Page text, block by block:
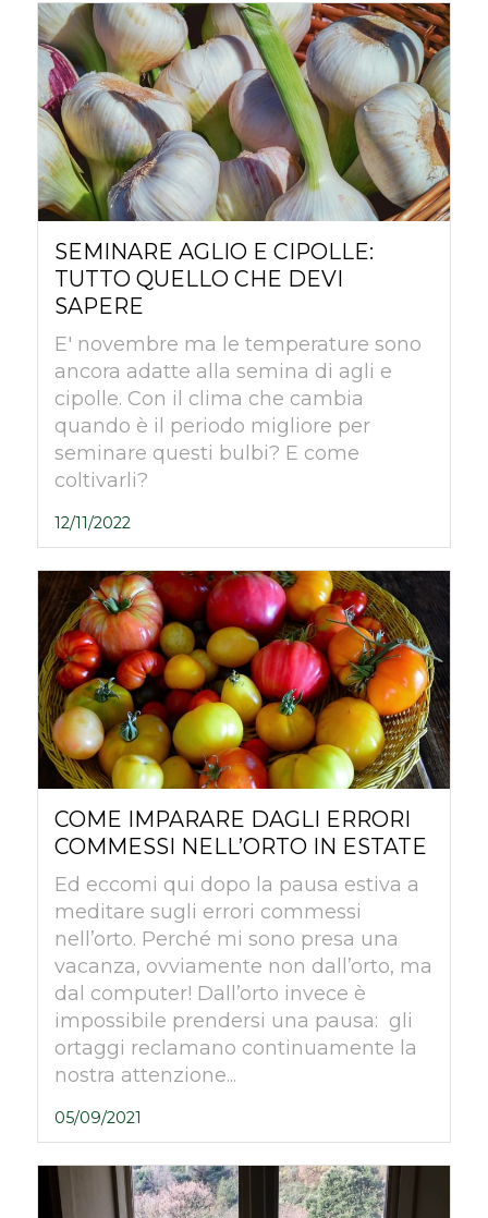
SEMINARE AGLIO E CIPOLLE:
TUTTO QUELLO CHE DEVI
SAPERE
E' novembre ma le temperature sono
ancora adatte alla semina di agli e
cipolle. Con il clima che cambia
quando è il periodo migliore per
seminare questi bulbi? E come
coltivarli?
12/11/2022
COME IMPARARE DAGLI ERRORI
COMMESSI NELL’ORTO IN ESTATE
Ed eccomi qui dopo la pausa estiva a
meditare sugli errori commessi
nell’orto. Perché mi sono presa una
vacanza, ovviamente non dall’orto, ma
dal computer! Dall’orto invece è
impossibile prendersi una pausa: gli
ortaggi reclamano continuamente la
nostra attenzione...
05/09/2021